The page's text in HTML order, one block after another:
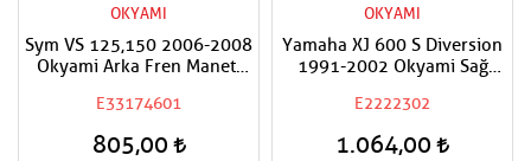
OKYAMI
Sym VS 125,150 2006-2008
Okyami Arka Fren Maneti
E33174601
805,00
OKYAMI
Yamaha XJ 600 S Diversion
1991-2002 Okyami Sağ
E2222302
1.064,00